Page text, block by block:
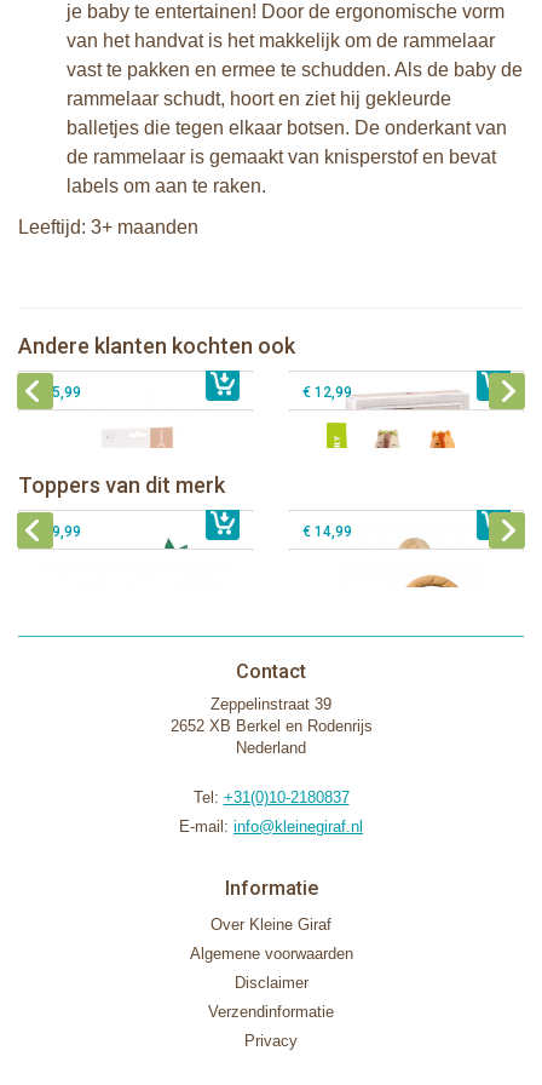
je baby te entertainen! Door de ergonomische vorm
van het handvat is het makkelijk om de rammelaar
vast te pakken en ermee te schudden. Als de baby de
rammelaar schudt, hoort en ziet hij gekleurde
balletjes die tegen elkaar botsen. De onderkant van
de rammelaar is gemaakt van knisperstof en bevat
labels om aan te raken.
Leeftijd: 3+ maanden
Andere klanten kochten ook
€ 35,99
Sophie de giraf set + bewaarzakje
€ 25,99 € 12,99
Toppers van dit merk
Sophie de giraf Rollin' speelrol IEUF
€ 26,99
Sophie de giraf Baby Seat & Play
IEUF
Sophie de giraf Activity Wheel
€ 39,99 € 14,99
Contact
Zeppelinstraat 39
2652 XB Berkel en Rodenrijs
Nederland
Tel: +31(0)10-2180837
E-mail: info@kleinegiraf.nl
Informatie
Over Kleine Giraf
Algemene voorwaarden
Disclaimer
Verzendinformatie
Privacy